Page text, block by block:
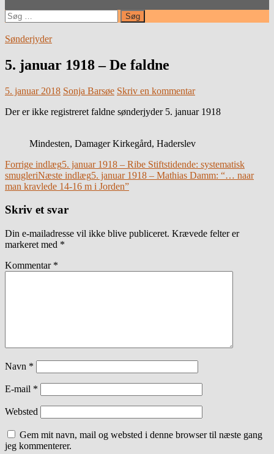
Søg
efter:
Sønderjyder
5. januar 1918 – De faldne
5. januar 2018 Sonja Barsøe Skriv en kommentar
Der er ikke registreret faldne sønderjyder 5. januar 1918
Mindesten, Damager Kirkegård, Haderslev
Indlægsnavigation
Forrige indlæg5. januar 1918 – Ribe Stiftstidende: systematisk
smugleriNæste indlæg5. januar 1918 – Mathias Damm: “… naar
man kravlede 14-16 m i Jorden”
Skriv et svar
Din e-mailadresse vil ikke blive publiceret. Krævede felter er
markeret med *
Kommentar *
Navn *
E-mail *
Websted
Gem mit navn, mail og websted i denne browser til næste gang
jeg kommenterer.